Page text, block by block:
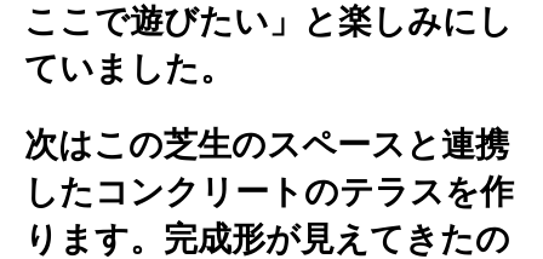
ここで遊びたい」と楽しみにし
ていました。
次はこの芝生のスペースと連携
したコンクリートのテラスを作
ります。完成形が見えてきたの